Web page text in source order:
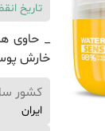
تاریخ
_ حاوی
خارش
کشور
ایران